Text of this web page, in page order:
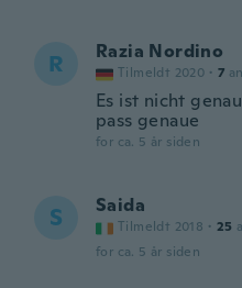
R Razia Nordino
Tilmeldt 2020 · 7
Es ist nicht
pass genaue
for ca. 5 år siden
S Saida
Tilmeldt 2018 · 25
for ca. 5 år siden